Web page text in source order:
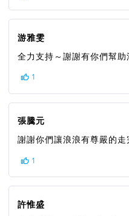
游雅雯
全力支持～謝謝有你們幫助
1
張騰元
謝謝你們讓浪浪有尊嚴的走
1
許惟盛